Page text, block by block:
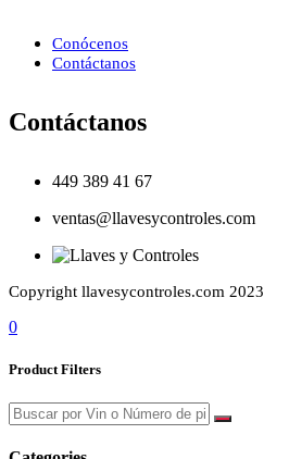
Conócenos
Contáctanos
Contáctanos
449 389 41 67
ventas@llavesycontroles.com
Copyright llavesycontroles.com 2023
0
Product Filters